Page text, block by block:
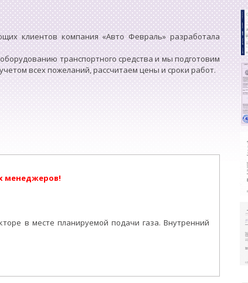
клиентов компания «Авто Февраль» разработала
транспортного средства и мы подготовим
всех пожеланий, рассчитаем цены и сроки работ.
менеджеров!
в месте планируемой подачи газа. Внутренний